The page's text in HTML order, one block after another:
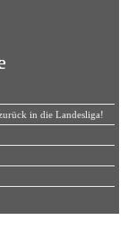
in die Landesliga!